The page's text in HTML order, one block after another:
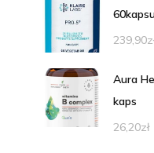
239,90
Aura
kaps
26,20zł